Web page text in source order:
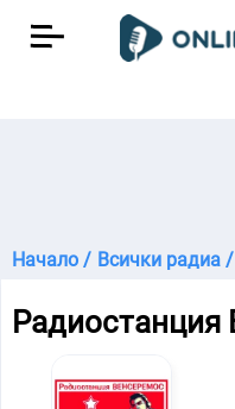
Начало / Всички радиа /